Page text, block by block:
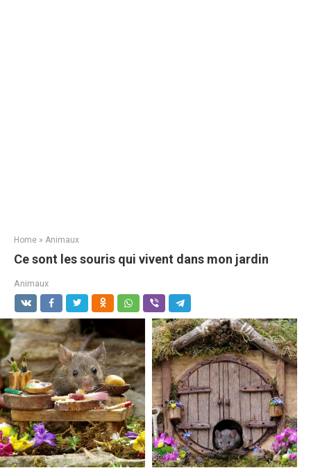
Home » Animaux
Ce sont les souris qui vivent dans mon jardin
Animaux